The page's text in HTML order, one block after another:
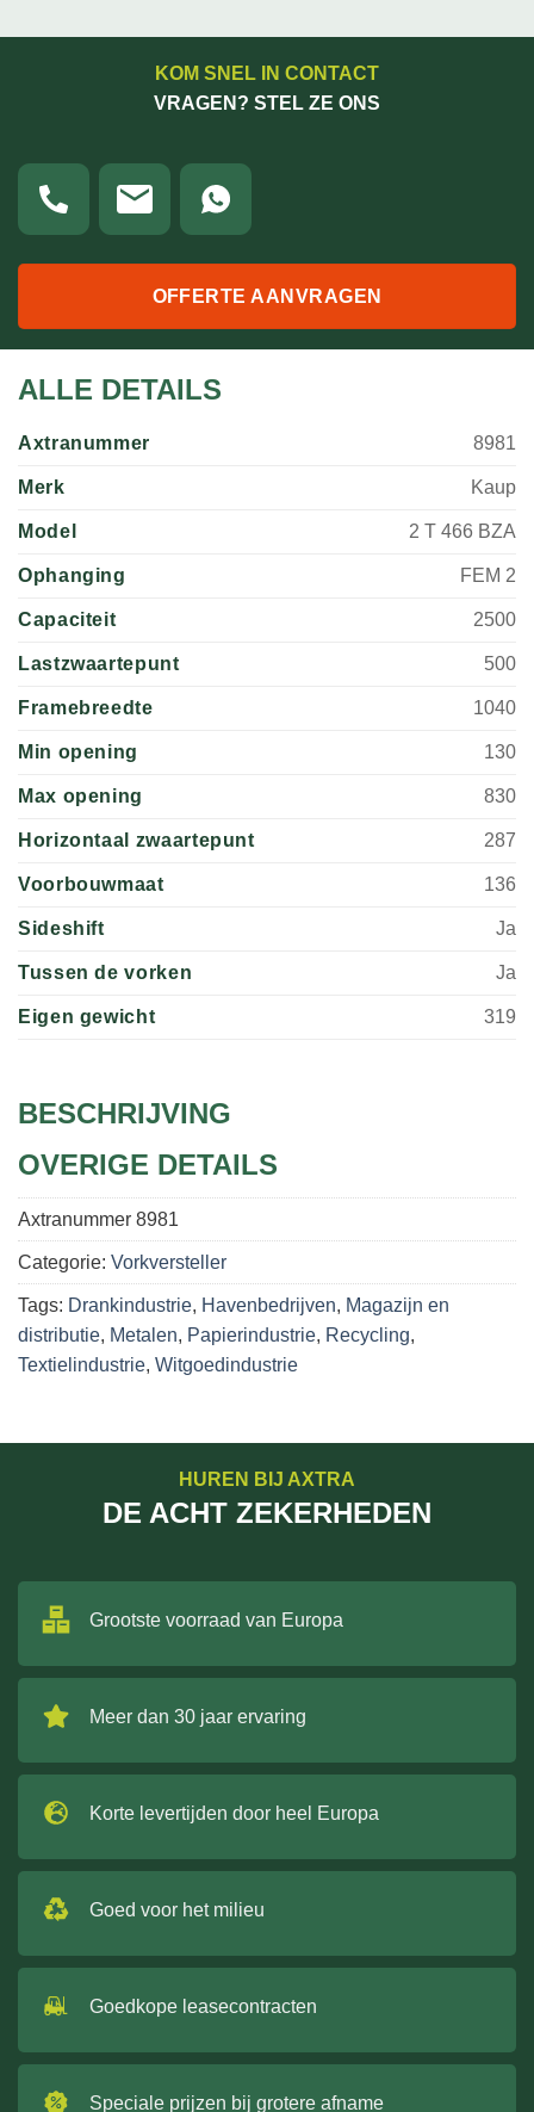
KOM SNEL IN CONTACT
VRAGEN? STEL ZE ONS
OFFERTE AANVRAGEN
ALLE DETAILS
Axtranummer 8981
Merk Kaup
Model 2 T 466 BZA
Ophanging FEM 2
Capaciteit 2500
Lastzwaartepunt 500
Framebreedte 1040
Min opening 130
Max opening 830
Horizontaal zwaartepunt 287
Voorbouwmaat 136
Sideshift Ja
Tussen de vorken Ja
Eigen gewicht 319
BESCHRIJVING
OVERIGE DETAILS
Axtranummer 8981
Categorie: Vorkversteller
Tags: Drankindustrie, Havenbedrijven, Magazijn en
distributie, Metalen, Papierindustrie, Recycling,
Textielindustrie, Witgoedindustrie
HUREN BIJ AXTRA
DE ACHT ZEKERHEDEN
Grootste voorraad van Europa
Meer dan 30 jaar ervaring
Korte levertijden door heel Europa
Goed voor het milieu
Goedkope leasecontracten
Speciale prijzen bij grotere afname